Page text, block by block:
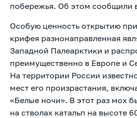
побережья. Об этом сообщили
Особую ценность открытию
крифея разнонаправленная
Западной Палеарктики и
преимущественно в Европе и
На территории России
мест его произрастания,
«Белые ночи». В этот раз мох
на стволах катальп на высоте